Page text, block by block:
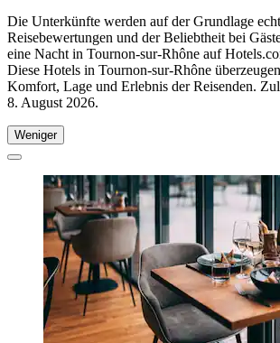
Die Unterkünfte werden auf der Grundlage
Reisebewertungen und der Beliebtheit bei
eine Nacht in Tournon-sur-Rhône auf
Diese Hotels in Tournon-sur-Rhône
Komfort, Lage und Erlebnis der Reisenden.
8. August 2026.
Weniger